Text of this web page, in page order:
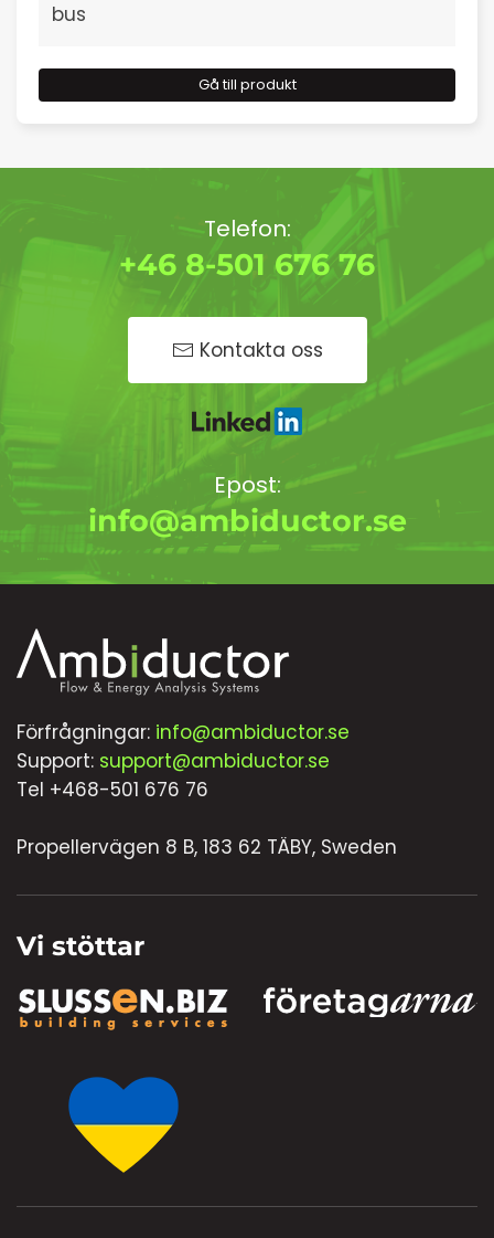
bus
Gå till produkt
Telefon:
+46 8-501 676 76
Kontakta oss
Epost:
info@ambiductor.se
Förfrågningar: info@ambiductor.se
Support: support@ambiductor.se
Tel +468-501 676 76
Propellervägen 8 B, 183 62 TÄBY, Sweden
Vi stöttar